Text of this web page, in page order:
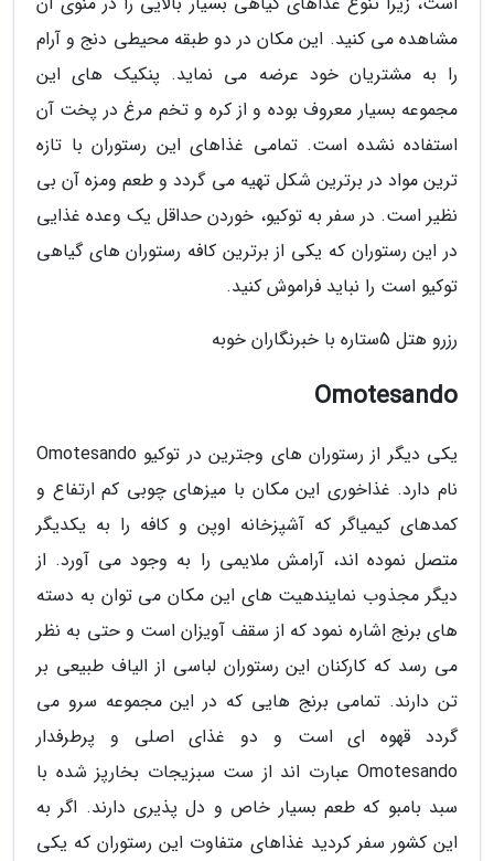
مشاهده می کنید. این مکان در دو طبقه محیطی دنج و آرام
را به مشتریان خود عرضه می نماید. پنکیک های این
مجموعه بسیار معروف بوده و از کره و تخم مرغ در پخت آن
استفاده نشده است. تمامی غذاهای این رستوران با تازه
ترین مواد در برترین شکل تهیه می گردد و طعم ومزه آن بی
نظیر است. در سفر به توکیو، خوردن حداقل یک وعده غذایی
در این رستوران که یکی از برترین کافه رستوران های گیاهی
توکیو است را نباید فراموش کنید.
رزرو هتل 5ستاره با خبرنگاران خوبه
Omotesando
یکی دیگر از رستوران های وجترین در توکیو Omotesando
نام دارد. غذاخوری این مکان با میزهای چوبی کم ارتفاع و
کمدهای کیمیاگر که آشپزخانه اوپن و کافه را به یکدیگر
متصل نموده اند، آرامش ملایمی را به وجود می آورد. از
دیگر مجذوب نمایندهیت های این مکان می توان به دسته
های برنج اشاره نمود که از سقف آویزان است و حتی به نظر
می رسد که کارکنان این رستوران لباسی از الیاف طبیعی بر
تن دارند. تمامی برنج هایی که در این مجموعه سرو می
گردد قهوه ای است و دو غذای اصلی و پرطرفدار
Omotesando عبارت اند از ست سبزیجات بخارپز شده با
سبد بامبو که طعم بسیار خاص و دل پذیری دارند. اگر به
این کشور سفر کردید غذاهای متفاوت این رستوران که یکی